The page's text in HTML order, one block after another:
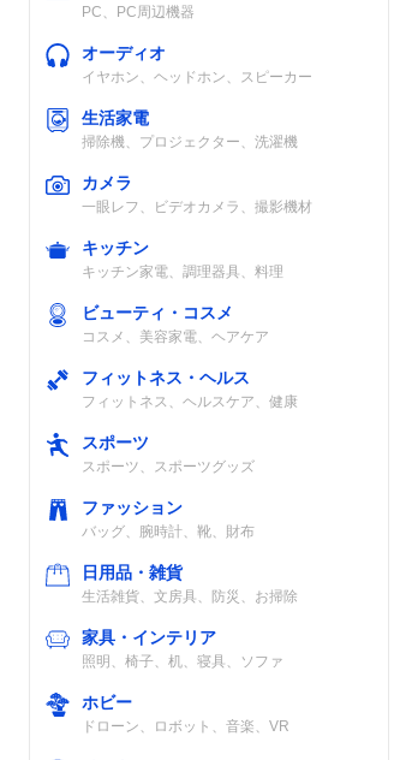
PC、PC周辺機器
オーディオ
イヤホン、ヘッドホン、スピーカー
生活家電
掃除機、プロジェクター、洗濯機
カメラ
一眼レフ、ビデオカメラ、撮影機材
キッチン
キッチン家電、調理器具、料理
ビューティ・コスメ
コスメ、美容家電、ヘアケア
フィットネス・ヘルス
フィットネス、ヘルスケア、健康
スポーツ
スポーツ、スポーツグッズ
ファッション
バッグ、腕時計、靴、財布
日用品・雑貨
生活雑貨、文房具、防災、お掃除
家具・インテリア
照明、椅子、机、寝具、ソファ
ホビー
ドローン、ロボット、音楽、VR